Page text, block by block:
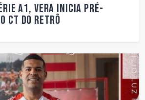
A1, Vera inicia pré-
CT do Retrô